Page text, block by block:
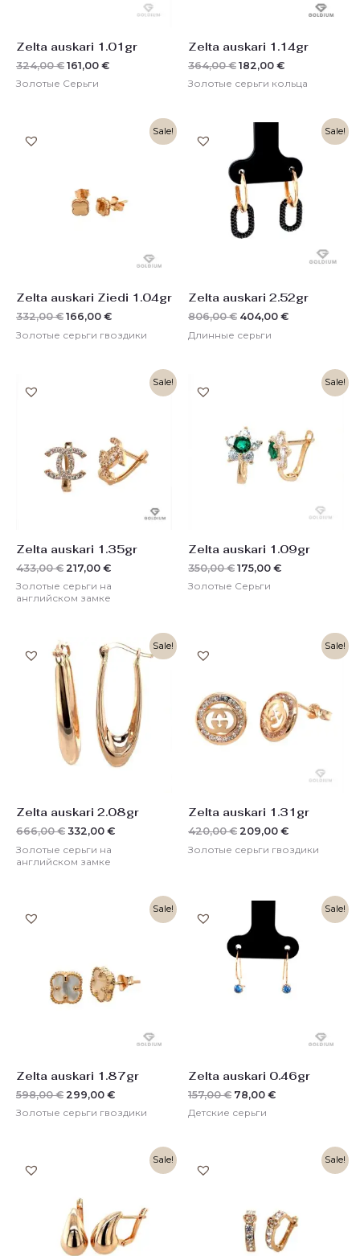
Zelta auskari 1.01gr
324,00€ 161,00 €
Золотые Серьги
Zelta auskari 1.14gr
364,00€ 182,00 €
Золотые серьги кольца
Sale!
Zelta auskari Ziedi 1.04gr
332,00€
Первоначальная
166,00 €
Текущая
Золотые серьги гвоздики
Sale!
Zelta auskari 2.52gr
806,00€
Первоначальная
цена
составляла
806,00 €.
404,00 €
Текущая
Длинные серьги
Sale!
Zelta auskari 1.35gr
433,00€
Первоначальная
217,00 €
Текущая
Золотые серьги на
английском замке
Sale!
Zelta auskari 1.09gr
350,00€
Первоначальная
175,00 €
Текущая
Золотые Серьги
Sale!
Zelta auskari 2.08gr
666,00€
Первоначальная
цена
составляла
666,00 €.
332,00 €
Текущая
цена:
332,00 €.
Золотые серьги на
английском замке
Sale!
Zelta auskari 1.31gr
420,00€
Первоначальная
209,00 €
Текущая
Золотые серьги гвоздики
Sale!
Zelta auskari 1.87gr
598,00€
Первоначальная
299,00 €
Текущая
Золотые серьги гвоздики
Sale!
Zelta auskari 0.46gr
157,00€
Первоначальная
составляла
157,00 €.
78,00 €
Текущая
цена:
78,00 €.
Детские серьги
Sale!
Первоначальная
Текущая
Sale!
Первоначальная
Текущая